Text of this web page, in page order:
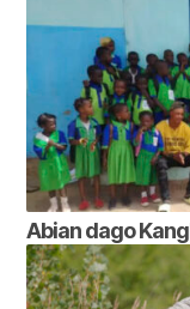
Abian dago